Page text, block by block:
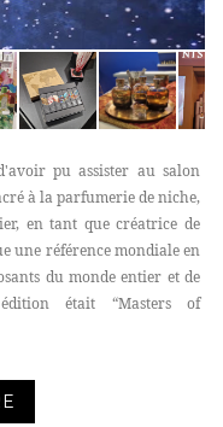
pu assister au salon
à la parfumerie de niche,
en tant que créatrice de
une référence mondiale en
du monde entier et de
était “Masters of